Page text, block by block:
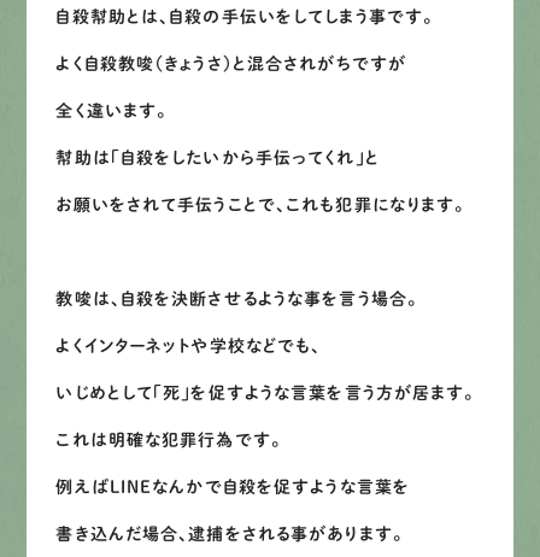
エントリー
0120-44-2605
Webお問い合わせ
LINEでお手軽相談
自殺幇助とは、自殺の手伝いをしてしまう事です。
よく自殺教唆（きょうさ）と混合されがちですが
全く違います。
幇助は「自殺をしたいから手伝ってくれ」と
お願いをされて手伝うことで、これも犯罪になります。
教唆は、自殺を決断させるような事を言う場合。
よくインターネットや学校などでも、
いじめとして「死」を促すような言葉を言う方が居ます。
これは明確な犯罪行為です。
例えばLINEなんかで自殺を促すような言葉を
書き込んだ場合、逮捕をされる事があります。